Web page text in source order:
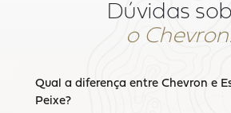
Dúvidas
o Chevron.
Qual a diferença entre Chevron e
Peixe?